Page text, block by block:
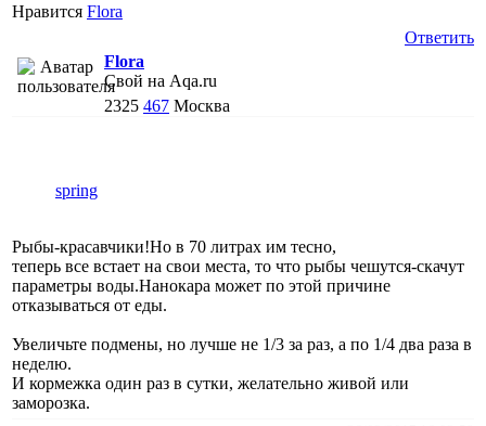
Нравится Flora
Ответить
Flora
Свой на Aqa.ru
2325 467 Москва
spring
Рыбы-красавчики!Но в 70 литрах им тесно,
теперь все встает на свои места, то что рыбы чешутся-скачут
параметры воды.Нанокара может по этой причине
отказываться от еды.
Увеличьте подмены, но лучше не 1/3 за раз, а по 1/4 два раза в
неделю.
И кормежка один раз в сутки, желательно живой или
заморозка.